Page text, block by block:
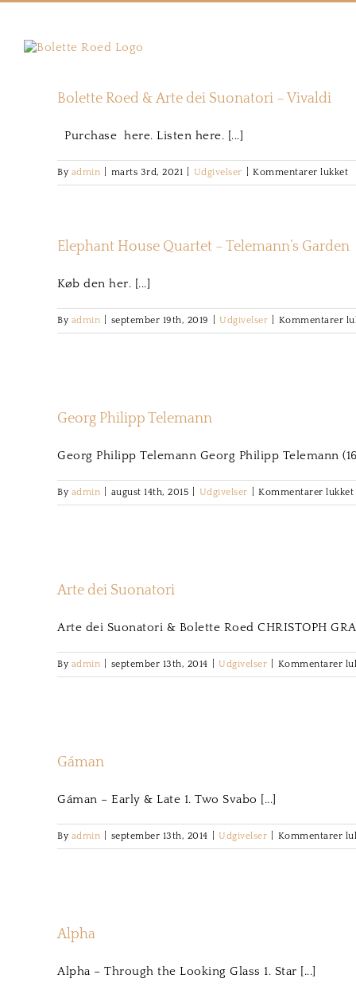
Skip
content
Bolette Roed & Arte dei Suonatori – Vivaldi
Purchase here. Listen here. [...]
By admin | marts 3rd, 2021 | Udgivelser | Kommentarer lukkettil
dei
Elephant House Quartet – Telemann’s Garden
Køb den her. [...]
By admin | september 19th, 2019 | Udgivelser | Kommentarer
Georg Philipp Telemann
Georg Philipp Telemann Georg Philipp Telemann
By admin | august 14th, 2015 | Udgivelser | Kommentarer lukkettil
Arte dei Suonatori
Arte dei Suonatori & Bolette Roed CHRISTOPH
By admin | september 13th, 2014 | Udgivelser | Kommentarer
Gáman
Gáman – Early & Late 1. Two Svabo [...]
By admin | september 13th, 2014 | Udgivelser | Kommentarer
Alpha
Alpha – Through the Looking Glass 1. Star [...]